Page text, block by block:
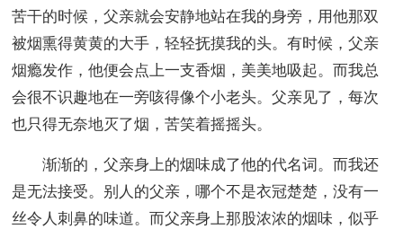
苦干的时候，父亲就会安静地站在我的身旁，用他那双
被烟熏得黄黄的大手，轻轻抚摸我的头。有时候，父亲
烟瘾发作，他便会点上一支香烟，美美地吸起。而我总
会很不识趣地在一旁咳得像个小老头。父亲见了，每次
也只得无奈地灭了烟，苦笑着摇摇头。
渐渐的，父亲身上的烟味成了他的代名词。而我还
是无法接受。别人的父亲，哪个不是衣冠楚楚，没有一
丝令人刺鼻的味道。而父亲身上那股浓浓的烟味，似乎